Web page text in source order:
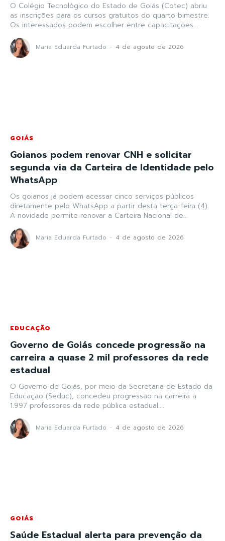
O Colégio Tecnológico do Estado de Goiás (Cotec) abriu
as inscrições para os cursos gratuitos do quarto bimestre.
Os interessados podem escolher entre capacitações...
Maria Eduarda Furtado - 4 de agosto de 2026
GOIÁS
Goianos podem renovar CNH e solicitar
segunda via da Carteira de Identidade pelo
WhatsApp
Os goianos já podem acessar cinco serviços públicos
diretamente pelo WhatsApp a partir desta terça-feira (4).
A novidade permite renovar a Carteira Nacional de...
Maria Eduarda Furtado - 4 de agosto de 2026
EDUCAÇÃO
Governo de Goiás concede progressão na
carreira a quase 2 mil professores da rede
estadual
O Governo de Goiás, por meio da Secretaria de Estado da
Educação (Seduc), concedeu progressão na carreira a
1.997 professores da rede pública estadual....
Maria Eduarda Furtado - 4 de agosto de 2026
GOIÁS
Saúde Estadual alerta para prevenção da